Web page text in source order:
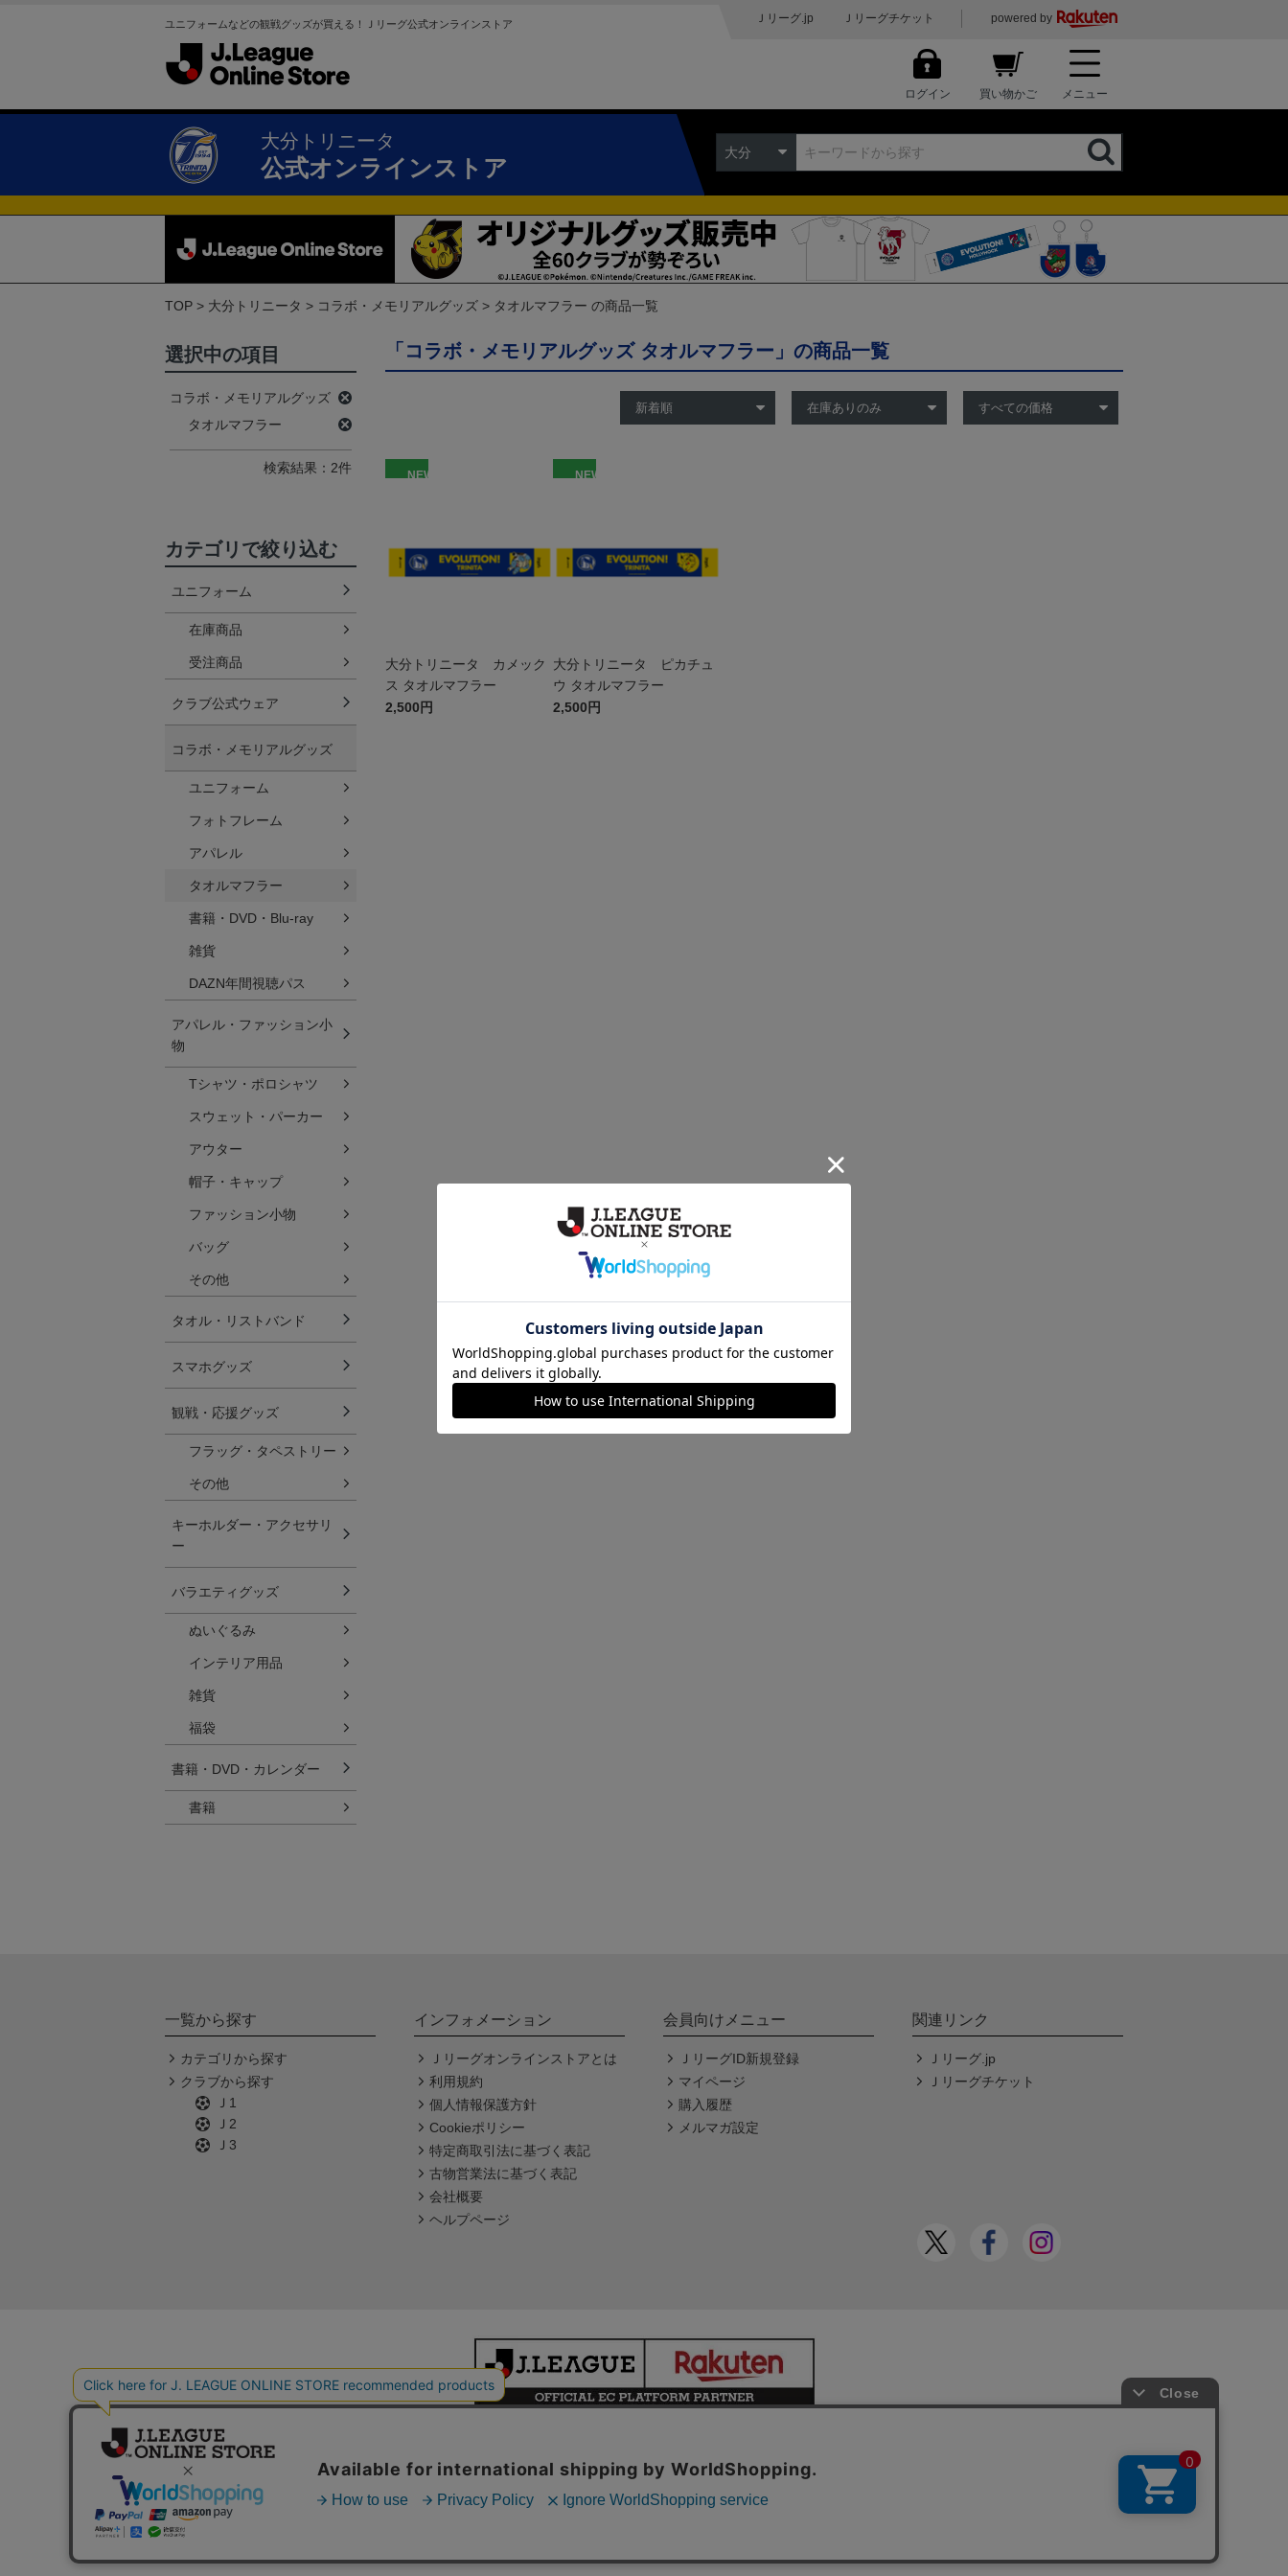
ユニフォームなどの観戦グッズが買える！Ｊリーグ公式オンラインストア Ｊリーグ.jp Ｊリーグチケット powered by
ログイン 買い物かご メニュー
大分トリニータ
公式オンラインストア
大分
TOP 大分トリニータ コラボ・メモリアルグッズ タオルマフラー の商品一覧
「コラボ・メモリアルグッズ タオルマフラー」の商品一覧
NEW
大分トリニータ カメック
ス タオルマフラー
2,500円
NEW
大分トリニータ ピカチュ
ウ タオルマフラー
2,500円
選択中の項目
コラボ・メモリアルグッズ
タオルマフラー
検索結果：2件
カテゴリで絞り込む
ユニフォーム
在庫商品
受注商品
クラブ公式ウェア
コラボ・メモリアルグッズ
ユニフォーム
フォトフレーム
アパレル
タオルマフラー
書籍・DVD・Blu-ray
雑貨
DAZN年間視聴パス
アパレル・ファッション小
物
Tシャツ・ポロシャツ
スウェット・パーカー
アウター
帽子・キャップ
ファッション小物
バッグ
その他
タオル・リストバンド
スマホグッズ
観戦・応援グッズ
フラッグ・タペストリー
その他
キーホルダー・アクセサリ
ー
バラエティグッズ
ぬいぐるみ
インテリア用品
雑貨
福袋
書籍・DVD・カレンダー
書籍
一覧から探す
カテゴリから探す
クラブから探す
Ｊ1
Ｊ2
Ｊ3
インフォメーション
Ｊリーグオンラインストアとは
利用規約
個人情報保護方針
Cookieポリシー
特定商取引法に基づく表記
古物営業法に基づく表記
会社概要
ヘルプページ
会員向けメニュー
ＪリーグID新規登録
マイページ
購入履歴
メルマガ設定
関連リンク
Ｊリーグ.jp
Ｊリーグチケット
本サイトで使用している文章・画像等の無断での複製・転載を禁止します。
© JAPAN PROFESSIONAL FOOTBALL LEAGUE Rakuten Group, Inc.
ALL RIGHTS RESERVED.